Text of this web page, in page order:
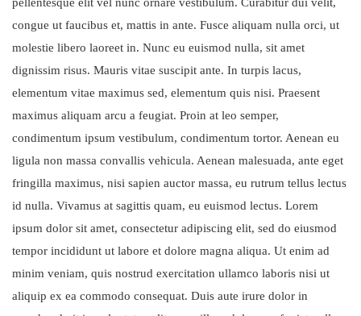
congue ut faucibus et, mattis in ante. Fusce aliquam nulla orci, ut
molestie libero laoreet in. Nunc eu euismod nulla, sit amet
dignissim risus. Mauris vitae suscipit ante. In turpis lacus,
elementum vitae maximus sed, elementum quis nisi. Praesent
maximus aliquam arcu a feugiat. Proin at leo semper,
condimentum ipsum vestibulum, condimentum tortor. Aenean eu
ligula non massa convallis vehicula. Aenean malesuada, ante eget
fringilla maximus, nisi sapien auctor massa, eu rutrum tellus lectus
id nulla. Vivamus at sagittis quam, eu euismod lectus. Lorem
ipsum dolor sit amet, consectetur adipiscing elit, sed do eiusmod
tempor incididunt ut labore et dolore magna aliqua. Ut enim ad
minim veniam, quis nostrud exercitation ullamco laboris nisi ut
aliquip ex ea commodo consequat. Duis aute irure dolor in